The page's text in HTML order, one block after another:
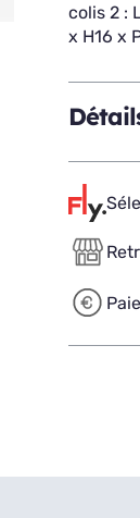
colis 2 :
x H16 x